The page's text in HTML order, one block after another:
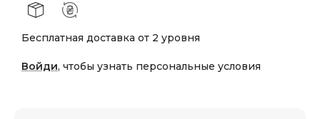
Бесплатная доставка от 2 уровня
Войди, чтобы узнать персональные условия